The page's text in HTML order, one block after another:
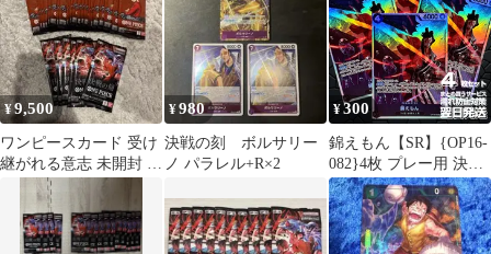
¥9,500
ワンピースカード 受け
継がれる意志 未開封 22
パック 決戦の刻 6パ
¥980
決戦の刻 ボルサリー
ノ パラレル+R×2
¥300
錦えもん【SR】{OP16-
082}4枚 プレー用 決戦
の刻【OP-16】